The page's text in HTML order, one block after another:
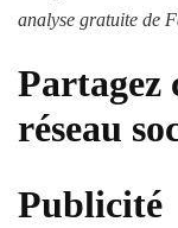
analyse gratuite de
Partagez
réseau
Publicité